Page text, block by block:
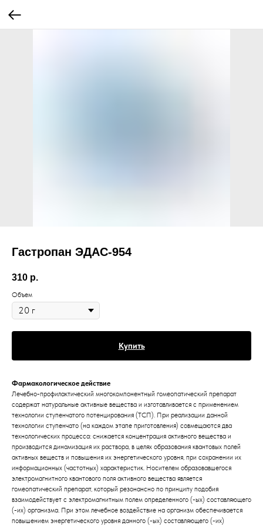
Гастропан ЭДАС-954
310 р.
Объем
Купить
Фармакологическое действие
Лечебно-профилактический многокомпонентный гомеопатический препарат
содержат натуральные активные вещества и изготавливается с применением
технологии ступенчатого потенцирования (ТСП). При реализации данной
технологии ступенчато (на каждом этапе приготовления) совмещаются два
технологических процесса: снижается концентрация активного вещества и
производится динамизация их раствора, в целях образования квантовых полей
активных веществ и повышения их энергетического уровня, при сохранении их
информационных (частотных) характеристик. Носителем образовавшегося
электромагнитного квантового поля активного вещества является
гомеопатический препарат, который резонансно по принципу подобия
взаимодействует с электромагнитным полем определенного (-ых) составляющего
(-их) организма. При этом лечебное воздействие на организм обеспечивается
повышением энергетического уровня данного (-ых) составляющего (-их)